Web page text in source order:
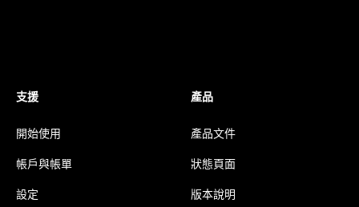
支援
開始使用
帳戶與帳單
設定
產品
產品文件
狀態頁面
版本說明